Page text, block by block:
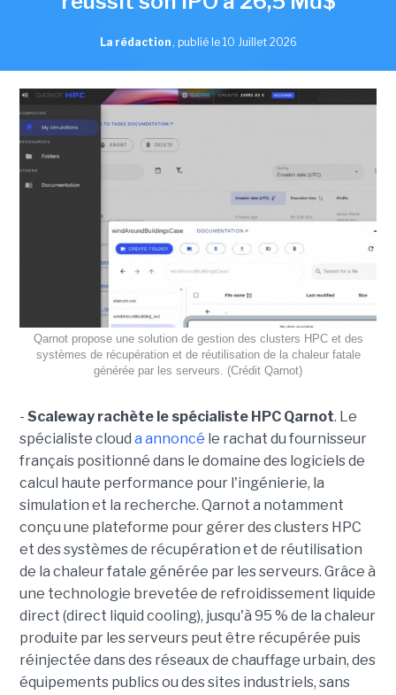
La rédaction , publié le 10 Juillet 2026
Qarnot propose une solution de gestion des clusters HPC et des
systèmes de récupération et de réutilisation de la chaleur fatale
générée par les serveurs. (Crédit Qarnot)
- Scaleway rachète le spécialiste HPC Qarnot. Le
spécialiste cloud a annoncé le rachat du fournisseur
français positionné dans le domaine des logiciels de
calcul haute performance pour l'ingénierie, la
simulation et la recherche. Qarnot a notamment
conçu une plateforme pour gérer des clusters HPC
et des systèmes de récupération et de réutilisation
de la chaleur fatale générée par les serveurs. Grâce à
une technologie brevetée de refroidissement liquide
direct (direct liquid cooling), jusqu'à 95 % de la chaleur
produite par les serveurs peut être récupérée puis
réinjectée dans des réseaux de chauffage urbain, des
équipements publics ou des sites industriels, sans